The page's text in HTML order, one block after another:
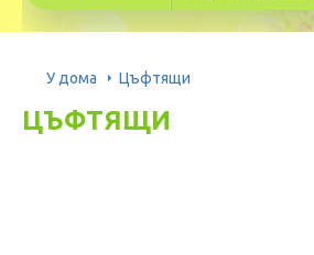
У дома Цъфтящи
ЦЪФТЯЩИ